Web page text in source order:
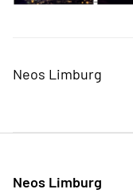
Neos Limburg
Neos Limburg